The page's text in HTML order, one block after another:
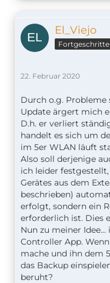
El_Viejo
22. Februar 2020
Durch o.g.
Update ärgert mich
D.h. er verliert
handelt es sich um
im 5er WLAN läuft
Also soll derjenige
ich leider
Gerätes aus dem
beschrieben)
erfolgt, sondern ein
erforderlich ist. Dies
Nun zu meiner
Controller App.
mache und ihn dem
das Backup
beruht?